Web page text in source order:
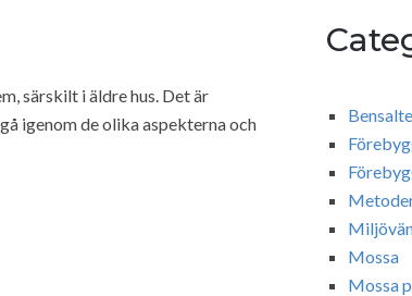
särskilt i äldre hus. Det är
igenom de olika aspekterna och
Mossa
Mossa